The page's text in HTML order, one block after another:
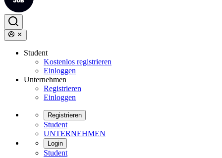
Student
Kostenlos registrieren
Einloggen
Unternehmen
Registrieren
Einloggen
Registrieren
Student
UNTERNEHMEN
Login
Student